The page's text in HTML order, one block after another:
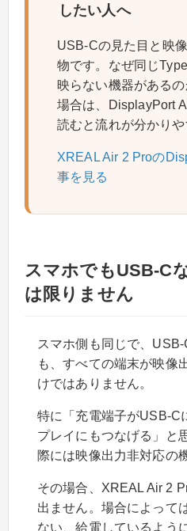
したい人へ
USB-Cの見た目と映
物です。なぜ同じ
映らない機器がある
場合は、DisplayPort
読むと流れが分かりや
XREAL Air 2 Proの
事を見る
スマホでもUSB-C
は限りません
スマホ側も同じで、
も、すべての端末が映像
けではありません。
特に「充電端子がUSB-C
プレイにもつなげる」と
際には映像出力非対応の
その場合、XREAL Air 2
出ません。場合によって
ない、給電しているよう